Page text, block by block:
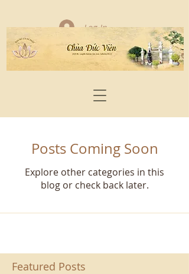
Log In
Posts Coming Soon
Explore other categories in this
blog or check back later.
Featured Posts